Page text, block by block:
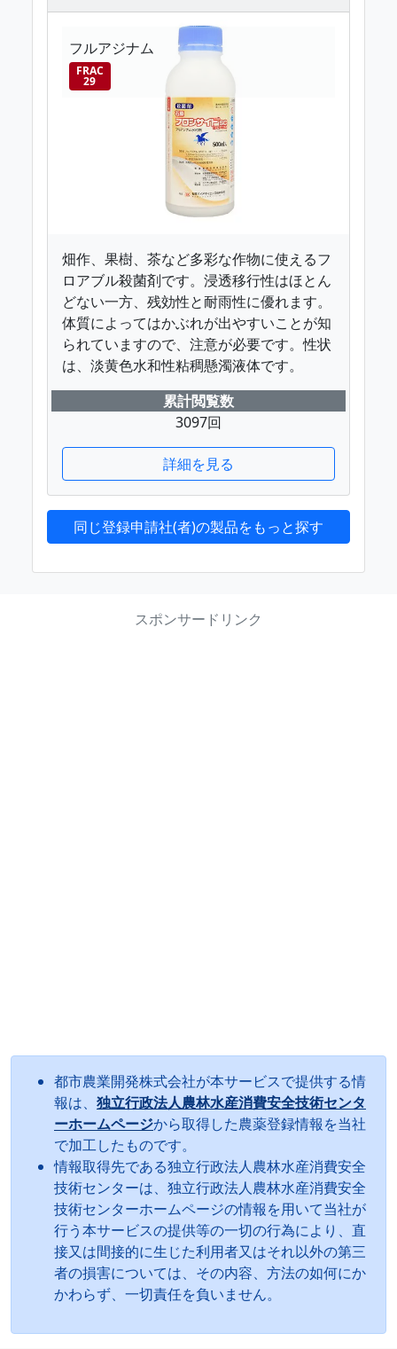
フルアジナム
FRAC
29
畑作、果樹、茶など多彩な作物に使えるフ
ロアブル殺菌剤です。浸透移行性はほとん
どない一方、残効性と耐雨性に優れます。
体質によってはかぶれが出やすいことが知
られていますので、注意が必要です。性状
は、淡黄色水和性粘稠懸濁液体です。
累計閲覧数
3097回
詳細を見る
同じ登録申請社(者)の製品をもっと探す
スポンサードリンク
都市農業開発株式会社が本サービスで提供する情
報は、 独立行政法人農林水産消費安全技術センタ
ーホームページから取得した農薬登録情報を当社
で加工したものです。
情報取得先である独立行政法人農林水産消費安全
技術センターは、独立行政法人農林水産消費安全
技術センターホームページの情報を用いて当社が
行う本サービスの提供等の一切の行為により、直
接又は間接的に生じた利用者又はそれ以外の第三
者の損害については、その内容、方法の如何にか
かわらず、一切責任を負いません。